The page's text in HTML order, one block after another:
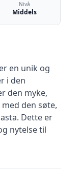
Nivå
Middels
en unik og
i den
den myke,
den søte,
Dette er
nytelse til